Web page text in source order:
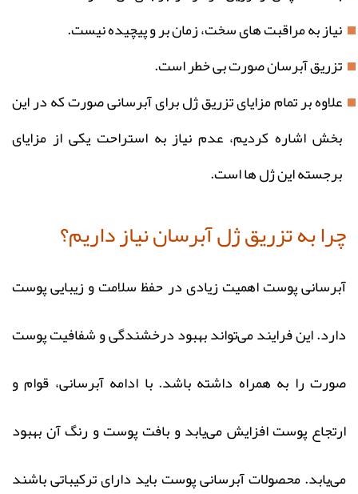
نیاز به مراقبت‌ های سخت، زمان‌ بر و پیچیده نیست.
تزریق آبرسان صورت بی‌ خطر است.
علاوه بر تمام مزایای تزریق ژل برای آبرسانی صورت که در این
بخش اشاره کردیم، عدم نیاز به استراحت یکی از مزایای
برجسته این ژل‌ ها است.
چرا به تزریق ژل آبرسان نیاز داریم؟
آبرسانی پوست اهمیت زیادی در حفظ سلامت و زیبایی پوست
دارد. این فرایند می‌تواند بهبود درخشندگی و شفافیت پوست
صورت را به همراه داشته باشد. با ادامه آبرسانی، قوام و
ارتجاع پوست افزایش می‌یابد و بافت پوست و رنگ آن بهبود
می‌یابد. محصولات آبرسانی پوست باید دارای ترکیباتی باشند